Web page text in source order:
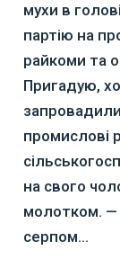
мухи в
партію на
райкоми та
Пригадую,
запровадили
промислові
на свого
молотком. —
серпом...